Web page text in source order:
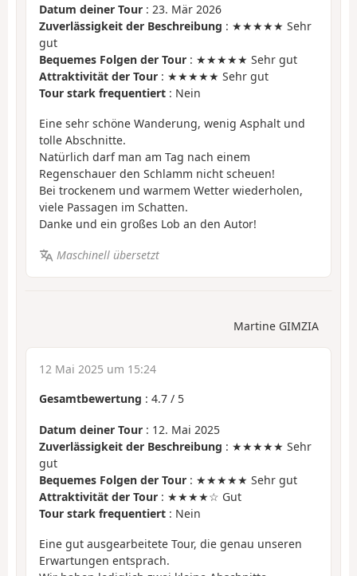
Datum deiner Tour : 23. Mär 2026
Zuverlässigkeit der Beschreibung : ★★★★★ Sehr
gut
Bequemes Folgen der Tour : ★★★★★ Sehr gut
Attraktivität der Tour : ★★★★★ Sehr gut
Tour stark frequentiert : Nein
Eine sehr schöne Wanderung, wenig Asphalt und
tolle Abschnitte.
Natürlich darf man am Tag nach einem
Regenschauer den Schlamm nicht scheuen!
Bei trockenem und warmem Wetter wiederholen,
viele Passagen im Schatten.
Danke und ein großes Lob an den Autor!
Maschinell übersetzt
Martine GIMZIA
12 Mai 2025 um 15:24
Gesamtbewertung : 4.7 / 5
Datum deiner Tour : 12. Mai 2025
Zuverlässigkeit der Beschreibung : ★★★★★ Sehr
gut
Bequemes Folgen der Tour : ★★★★★ Sehr gut
Attraktivität der Tour : ★★★★☆ Gut
Tour stark frequentiert : Nein
Eine gut ausgearbeitete Tour, die genau unseren
Erwartungen entsprach.